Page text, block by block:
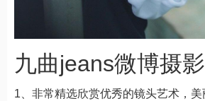
九曲jeans微博摄
1、非常精选欣赏优秀的镜头艺术，美